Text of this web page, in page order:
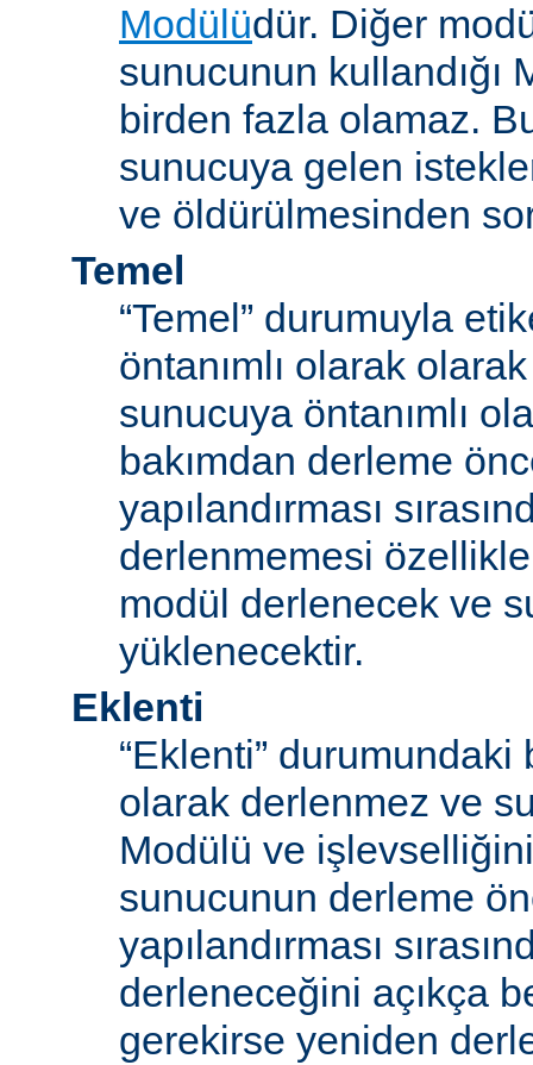
Modülüdür. Diğer
sunucunun kullandığı
birden fazla olamaz.
sunucuya gelen
ve öldürülmesinden
Temel
“Temel” durumuyla
öntanımlı olarak
sunucuya öntanımlı
bakımdan derleme
yapılandırması
derlenmemesi
modül derlenecek ve
yüklenecektir.
Eklenti
“Eklenti”
olarak derlenmez ve
Modülü ve
sunucunun derleme
yapılandırması
derleneceğini açıkça
gerekirse yeniden